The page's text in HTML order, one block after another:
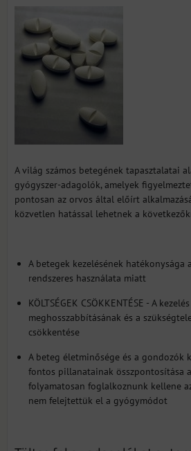
A világ számos betegének tapasztalatai
gyógyszer-adagolók, amelyek
pontosan az orvos által előírt
közvetlen hatással lehetnek a
A betegek kezelésének hatékonysága
rendszeres használata miatt
KÖLTSÉGEK CSÖKKENTÉSE - A
meghosszabbításának és a
csökkentése
A beteg életminősége és a gondozók
fontos pillanatainak összpontosítása
folyamatosan foglalkoznunk kellene
nem felejtettük el a gyógymódot